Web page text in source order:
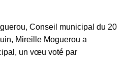
Conseil municipal du 20
Mireille Moguerou a
un vœu voté par